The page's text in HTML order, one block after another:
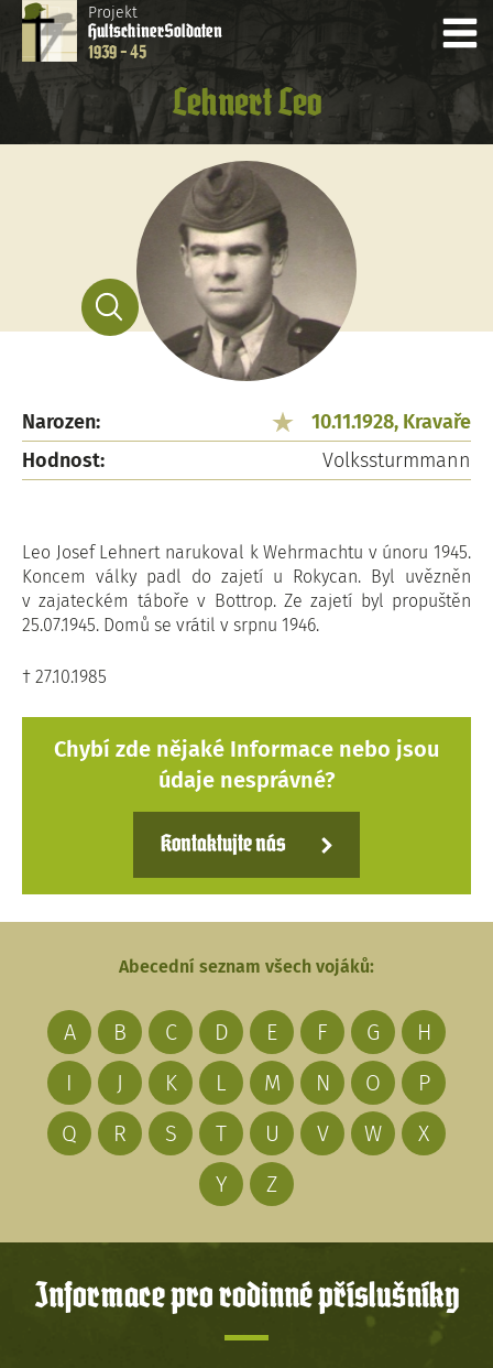
Projekt
HultschinerSoldaten
1939 - 45
Lehnert Leo
Narozen:
10.11.1928, Kravaře
Hodnost:
Volkssturmmann
Leo Josef Lehnert narukoval k Wehrmachtu v únoru 1945.
Koncem války padl do zajetí u Rokycan. Byl uvězněn
v zajateckém táboře v Bottrop. Ze zajetí byl propuštěn
25.07.1945. Domů se vrátil v srpnu 1946.
† 27.10.1985
Chybí zde nějaké Informace nebo jsou
údaje nesprávné?
Kontaktujte nás
Abecední seznam všech vojáků:
A B C D E F G
H
I
J K L M N O
P
Q
R S T U V W
X
Y
Z
Informace pro rodinné příslušníky